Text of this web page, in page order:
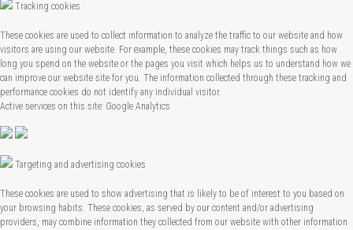
Tracking cookies
These cookies are used to collect information to analyze the traffic to our website and how
visitors are using our website. For example, these cookies may track things such as how
long you spend on the website or the pages you visit which helps us to understand how we
can improve our website site for you. The information collected through these tracking and
performance cookies do not identify any individual visitor.
Active services on this site: Google Analytics
Targeting and advertising cookies
These cookies are used to show advertising that is likely to be of interest to you based on
your browsing habits. These cookies, as served by our content and/or advertising
providers, may combine information they collected from our website with other information